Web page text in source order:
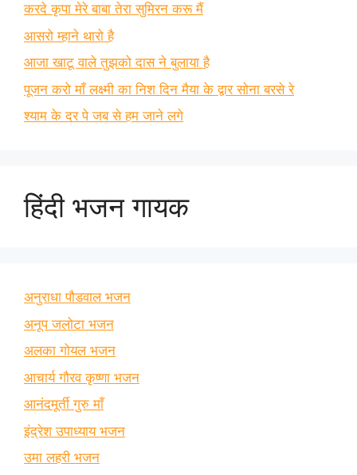
करदे कृपा मेरे बाबा तेरा सुमिरन करू मैं
आसरो म्हाने थारो है
आजा खाटू वाले तुझको दास ने बुलाया है
पूजन करो माँ लक्ष्मी का निश दिन मैया के द्वार सोना बरसे रे
श्याम के दर पे जब से हम जाने लगे
हिंदी भजन गायक
अनुराधा पौडवाल भजन
अनूप जलोटा भजन
अलका गोयल भजन
आचार्य गौरव कृष्णा भजन
आनंदमूर्ती गुरु माँ
इंद्रेश उपाध्याय भजन
उमा लहरी भजन